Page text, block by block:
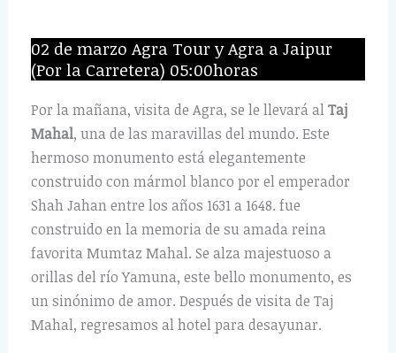
02 de marzo Agra Tour y Agra a Jaipur
(Por la Carretera) 05:00horas
Por la mañana, visita de Agra, se le llevará alTaj
Mahal, una de las maravillas del mundo. Este
hermoso monumento está elegantemente
construido con mármol blanco por el emperador
Shah Jahan entre los años 1631 a 1648. fue
construido en la memoria de su amada reina
favorita Mumtaz Mahal. Se alza majestuoso a
orillas del río Yamuna, este bello monumento, es
un sinónimo de amor. Después de visita de Taj
Mahal, regresamos al hotel para desayunar.